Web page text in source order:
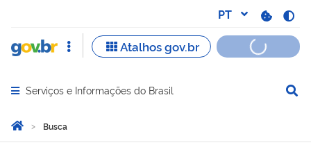
Abrir menu principal de navegação
Serviços e Informações do Brasil
Você está aqui:
Página Inicial
Busca